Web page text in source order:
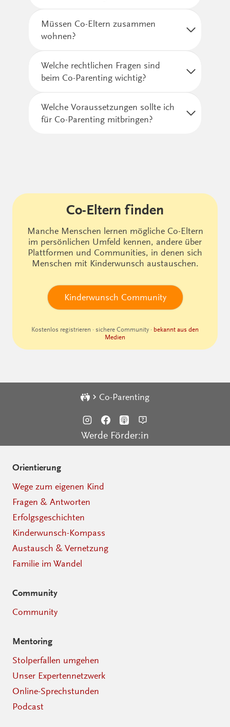
Müssen Co-Eltern zusammen
wohnen?
Welche rechtlichen Fragen sind
beim Co-Parenting wichtig?
Welche Voraussetzungen sollte ich
für Co-Parenting mitbringen?
Co-Eltern finden
Manche Menschen lernen mögliche Co-Eltern
im persönlichen Umfeld kennen, andere über
Plattformen und Communities, in denen sich
Menschen mit Kinderwunsch austauschen.
Kinderwunsch Community
Kostenlos registrieren · sichere Community · bekannt aus den
Medien
Co-Parenting
Werde Förder:in
Orientierung
Wege zum eigenen Kind
Fragen & Antworten
Erfolgsgeschichten
Kinderwunsch-Kompass
Austausch & Vernetzung
Familie im Wandel
Community
Community
Mentoring
Stolperfallen umgehen
Unser Expertennetzwerk
Online-Sprechstunden
Podcast